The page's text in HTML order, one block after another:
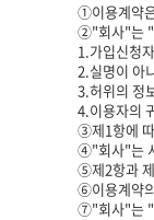
①이용계약
②"회사"는 "
1.가입신청
2.실명이 아
3.허위의 정
4.이용자의
③제1항에 따
④"회사"는
⑤제2항과 제
⑥이용계약
⑦"회사"는 "